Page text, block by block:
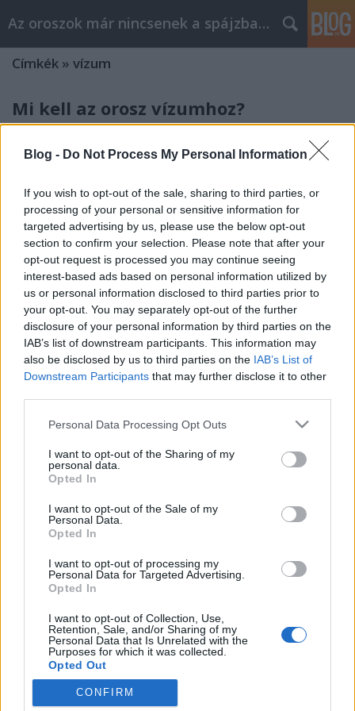
Blog - Do Not Process My Personal Information
If you wish to opt-out of the sale, sharing to third parties, or
processing of your personal or sensitive information for
targeted advertising by us, please use the below opt-out
section to confirm your selection. Please note that after your
opt-out request is processed you may continue seeing
interest-based ads based on personal information utilized by
us or personal information disclosed to third parties prior to
your opt-out. You may separately opt-out of the further
disclosure of your personal information by third parties on the
IAB’s list of downstream participants. This information may
also be disclosed by us to third parties on the IAB’s List of
Downstream Participants that may further disclose it to other
Please note that this website/app uses one or more Google
not limited to your visit or usage behaviour. You may click to
grant or deny consent to Google and its third-party tags to
use your data for below specified purposes in below Google
consent section.
Personal Data Processing Opt Outs
I want to opt-out of the Sharing of my
personal data.
Opted In
I want to opt-out of the Sale of my
Personal Data.
Opted In
I want to opt-out of processing my
Personal Data for Targeted Advertising.
Opted In
I want to opt-out of Collection, Use,
Retention, Sale, and/or Sharing of my
Personal Data that Is Unrelated with the
Purposes for which it was collected.
Opted Out
Google consents
CONFIRM
Az oroszok már nincsenek a spájzban...
Címkék » vízum
Mi kell az orosz vízumhoz?
utazhatunk az USA-ba. Ennek nagyon örülünk, mert
egyrészt jelzi, hogy milyen jóban vagyunk a
jenkikkel, másrészt meg a kisembereknek kevesebb
macerájuk lesz, ha véletlenül a távol-nyugatra
akarnak utazni. De mi vár az emberre, ha
Oroszország…
BL-döntő Moszkvában
Nyeznajka• 2008. május 20.
jelentőségű esemény is történt: először a Zenit
Oroszország 15 év után újra világbajnok
jégkorongban. Nos, közeleg a harmadik…
magyarsajtó-figyelés 2008.már.7.
Új Koszovó: Függetlenségét követeli Abházia - mr1-
Abházia hivatalosan is az ENSZ-hez, az Európai
Unióhoz és az EBESZ-hez fordult és kérte
függetlensége elismerését. Szerint köztársaságuk
már rendelkezik a független,…